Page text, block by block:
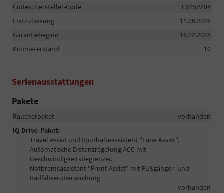
Codes: Hersteller-Code
CS15PZ04
Erstzulassung
11.06.2026
Garantiebeginn
16.12.2025
Kilometerstand
10
Serienausstattungen
Pakete
Raucherpaket
vorhanden
IQ Drive-Paket:
Travel Assist und Spurhalteassistent "Lane Assist",
Automatische Distanzregelung ACC mit
Geschwindigkeitsbegrenzer,
Notbremsassistent "Front Assist" mit Fußgänger- und
Radfahrerüberwachung
vorhanden